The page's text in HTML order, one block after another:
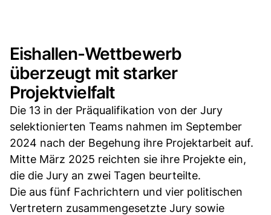
Eishallen-Wettbewerb
überzeugt mit starker
Projektvielfalt
Die 13 in der Präqualifikation von der Jury
selektionierten Teams nahmen im September
2024 nach der Begehung ihre Projektarbeit auf.
Mitte März 2025 reichten sie ihre Projekte ein,
die die Jury an zwei Tagen beurteilte.
Die aus fünf Fachrichtern und vier politischen
Vertretern zusammengesetzte Jury sowie